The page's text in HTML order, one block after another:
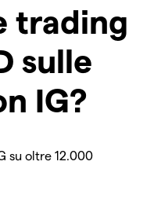
trading
sulle
IG?
su oltre 12.000